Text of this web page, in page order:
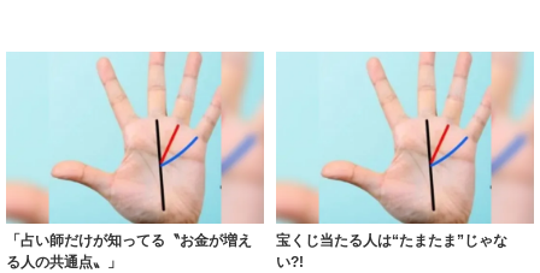
「占い師だけが知ってる〝お金が増え
る人の共通点〟」
宝くじ当たる人は“たまたま”じゃな
い?!